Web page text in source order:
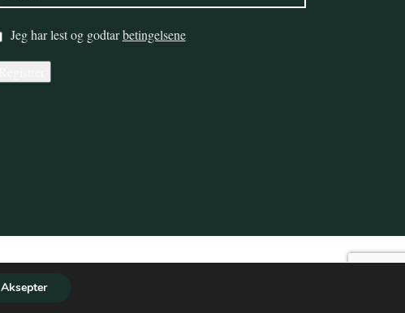
Jeg har lest og godtarbetingelsene
Aksepter